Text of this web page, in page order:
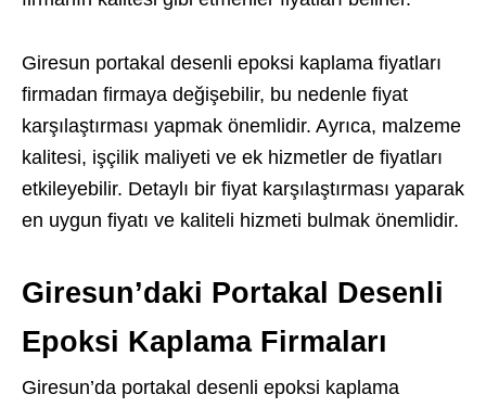
Giresun portakal desenli epoksi kaplama fiyatları
firmadan firmaya değişebilir, bu nedenle fiyat
karşılaştırması yapmak önemlidir. Ayrıca, malzeme
kalitesi, işçilik maliyeti ve ek hizmetler de fiyatları
etkileyebilir. Detaylı bir fiyat karşılaştırması yaparak
en uygun fiyatı ve kaliteli hizmeti bulmak önemlidir.
Giresun’daki Portakal Desenli
Epoksi Kaplama Firmaları
Giresun’da portakal desenli epoksi kaplama